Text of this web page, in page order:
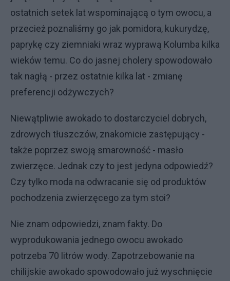
ostatnich setek lat wspominającą o tym owocu, a
przecież poznaliśmy go jak pomidora, kukurydzę,
paprykę czy ziemniaki wraz wyprawą Kolumba kilka
wieków temu. Co do jasnej cholery spowodowało
tak nagłą - przez ostatnie kilka lat - zmianę
preferencji odżywczych?
Niewątpliwie awokado to dostarczyciel dobrych,
zdrowych tłuszczów, znakomicie zastępujący -
także poprzez swoją smarowność - masło
zwierzęce. Jednak czy to jest jedyna odpowiedź?
Czy tylko moda na odwracanie się od produktów
pochodzenia zwierzęcego za tym stoi?
Nie znam odpowiedzi, znam fakty. Do
wyprodukowania jednego owocu awokado
potrzeba 70 litrów wody. Zapotrzebowanie na
chilijskie awokado spowodowało już wyschnięcie